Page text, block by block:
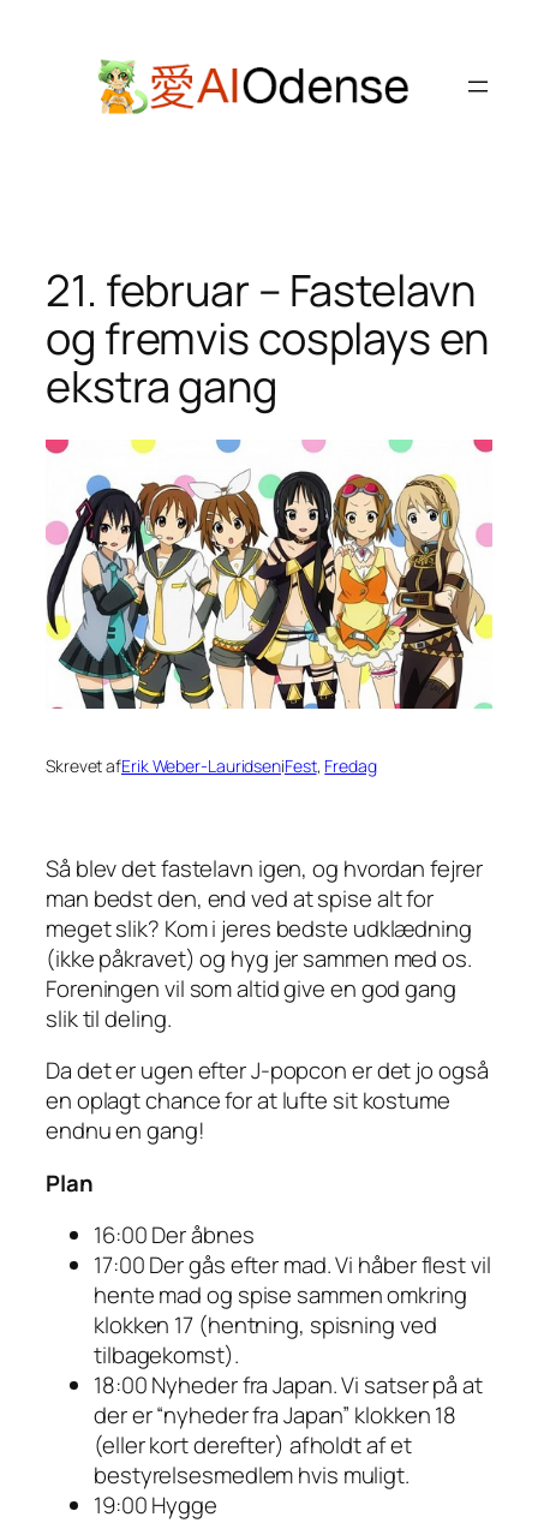
21. februar – Fastelavn
og fremvis cosplays en
ekstra gang
Skrevet afErik Weber-LauridseniFest, Fredag
Så blev det fastelavn igen, og hvordan fejrer
man bedst den, end ved at spise alt for
meget slik? Kom i jeres bedste udklædning
(ikke påkravet) og hyg jer sammen med os.
Foreningen vil som altid give en god gang
slik til deling.
Da det er ugen efter J-popcon er det jo også
en oplagt chance for at lufte sit kostume
endnu en gang!
Plan
16:00 Der åbnes
17:00 Der gås efter mad. Vi håber flest vil
hente mad og spise sammen omkring
klokken 17 (hentning, spisning ved
tilbagekomst).
18:00 Nyheder fra Japan. Vi satser på at
der er “nyheder fra Japan” klokken 18
(eller kort derefter) afholdt af et
bestyrelsesmedlem hvis muligt.
19:00 Hygge